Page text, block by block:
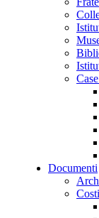
Documenti